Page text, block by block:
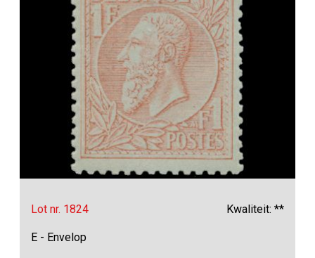
Lot nr. 1824 Kwaliteit: **
E - Envelop